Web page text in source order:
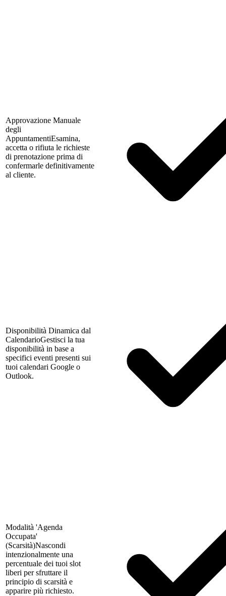
Approvazione Manuale
degli
AppuntamentiEsamina,
accetta o rifiuta le richieste
di prenotazione prima di
confermarle definitivamente
al cliente.
Disponibilità Dinamica dal
CalendarioGestisci la tua
disponibilità in base a
specifici eventi presenti sui
tuoi calendari Google o
Outlook.
Modalità 'Agenda
Occupata'
(Scarsità)Nascondi
intenzionalmente una
percentuale dei tuoi slot
liberi per sfruttare il
principio di scarsità e
apparire più richiesto.